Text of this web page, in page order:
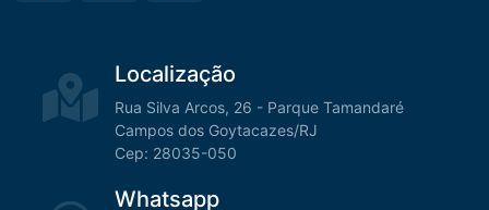
Localização
Rua Silva Arcos, 26 - Parque Tamandaré
Campos dos Goytacazes/RJ
Cep: 28035-050
Whatsapp